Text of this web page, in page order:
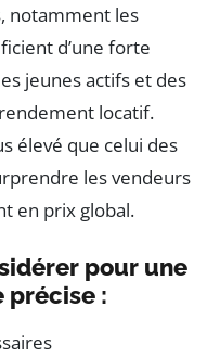
notamment les
d’une forte
jeunes actifs et des
locatif.
élevé que celui des
les vendeurs
en prix global.
pour une
: